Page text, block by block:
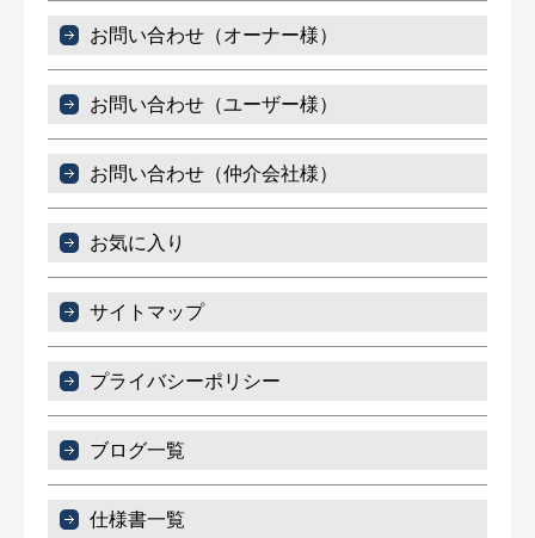
お問い合わせ（オーナー様）
お問い合わせ（ユーザー様）
お問い合わせ（仲介会社様）
お気に入り
サイトマップ
プライバシーポリシー
ブログ一覧
仕様書一覧